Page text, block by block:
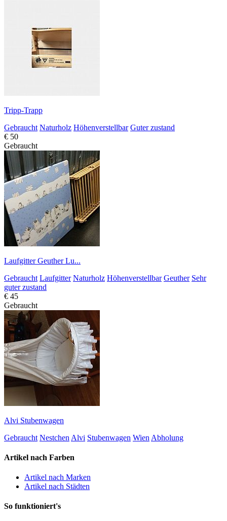
Tripp-Trapp
Gebraucht Naturholz Höhenverstellbar Guter zustand
€ 50
Gebraucht
Laufgitter Geuther Lu...
Gebraucht Laufgitter Naturholz Höhenverstellbar Geuther Sehr
guter zustand
€ 45
Gebraucht
Alvi Stubenwagen
Gebraucht Nestchen Alvi Stubenwagen Wien Abholung
Artikel nach Farben
Artikel nach Marken
Artikel nach Städten
So funktioniert's